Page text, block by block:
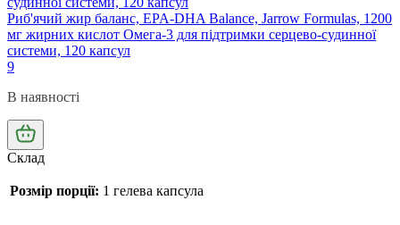
Риб'ячий жир баланс, EPA-DHA Balance, Jarrow Formulas, 1200
мг жирних кислот Омега-3 для підтримки серцево-судинної
системи, 120 капсул
9
В наявності
Склад
Розмір порції: 1 гелева капсула